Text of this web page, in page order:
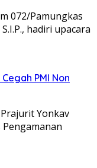
072/Pamungkas
hadiri upacara
PMI Non
Prajurit Yonkav